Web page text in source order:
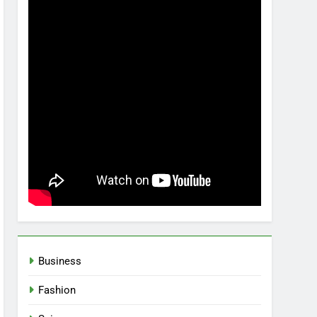
Business
Fashion